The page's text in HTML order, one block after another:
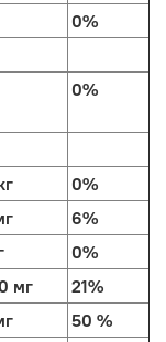
0%
0%
0%
6%
0%
мг
21%
50 %